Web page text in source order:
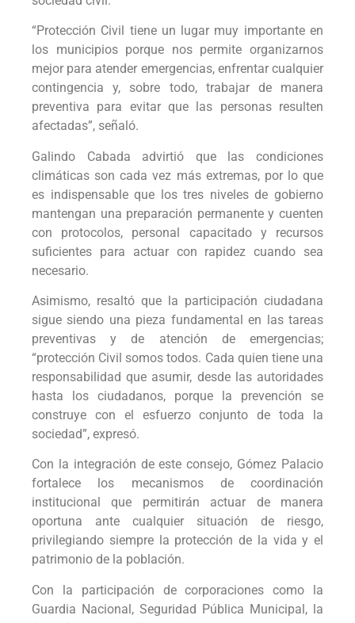
“Protección Civil tiene un lugar muy importante en
los municipios porque nos permite organizarnos
mejor para atender emergencias, enfrentar cualquier
contingencia y, sobre todo, trabajar de manera
preventiva para evitar que las personas resulten
afectadas”, señaló.
Galindo Cabada advirtió que las condiciones
climáticas son cada vez más extremas, por lo que
es indispensable que los tres niveles de gobierno
mantengan una preparación permanente y cuenten
con protocolos, personal capacitado y recursos
suficientes para actuar con rapidez cuando sea
necesario.
Asimismo, resaltó que la participación ciudadana
sigue siendo una pieza fundamental en las tareas
preventivas y de atención de emergencias;
“protección Civil somos todos. Cada quien tiene una
responsabilidad que asumir, desde las autoridades
hasta los ciudadanos, porque la prevención se
construye con el esfuerzo conjunto de toda la
sociedad”, expresó.
Con la integración de este consejo, Gómez Palacio
fortalece los mecanismos de coordinación
institucional que permitirán actuar de manera
oportuna ante cualquier situación de riesgo,
privilegiando siempre la protección de la vida y el
patrimonio de la población.
Con la participación de corporaciones como la
Guardia Nacional, Seguridad Pública Municipal, la